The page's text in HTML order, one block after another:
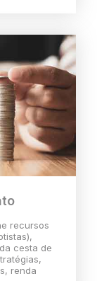
recursos
cesta de
renda